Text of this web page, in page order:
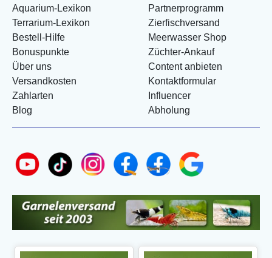
Aquarium-Lexikon
Terrarium-Lexikon
Bestell-Hilfe
Bonuspunkte
Über uns
Versandkosten
Zahlarten
Blog
Partnerprogramm
Zierfischversand
Meerwasser Shop
Züchter-Ankauf
Content anbieten
Kontaktformular
Influencer
Abholung